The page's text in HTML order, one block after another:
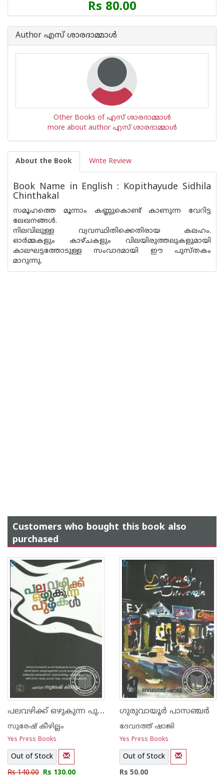
Price
of
Book
Rs 80.00
Author എസ് ശാരദാമ്മാള്‍
Other Books of എസ് ശാരദാമ്മാള്‍
more about author എസ് ശാരദാമ്മാള്‍
About the Book Write Review
Book Name in English : Kopithayude Sidhila
Chinthakal
സമൂഹത്തെ മൂന്നാം കണ്ണുകൊണ്ട് കാണുന്ന വേറിട്ട
ലേഖനങ്ങള്‍.
നിലവിലുള്ള വ്യവസ്ഥിതിക്കെതിരായ കലഹം.
ഓര്‍മ്മകളും കാഴ്ചകളും വിലയിരുത്തലുകളുമായി
കാലഘട്ടത്തോടുള്ള സംവാദമായി ഈ പുസ്തകം
മാറുന്നു.
Customers who bought this book also
purchased
പലവഴിക്ക് ഒഴുകുന്ന പുഴകള്‍
സുരേഷ് കീഴില്ലം
Yes Press Books
Out of Stock
Rs 140.00 Rs 130.00
ഗുരുവായൂര്‍ പാസഞ്ചര്‍
ദേവദത്ത് ഷാജി
Yes Press Books
Out of Stock
Rs 50.00